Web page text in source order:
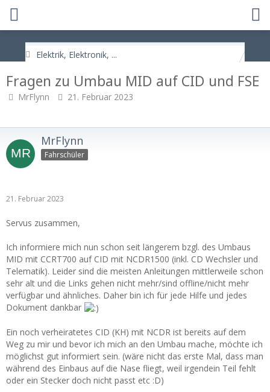
Elektrik, Elektronik, ...
Fragen zu Umbau MID auf CID und FSE
MrFlynn 21. Februar 2023
MrFlynn
Fahrschüler
21. Februar 2023
Servus zusammen,
Ich informiere mich nun schon seit längerem bzgl. des Umbaus
MID mit CCRT700 auf CID mit NCDR1500 (inkl. CD Wechsler und
Telematik). Leider sind die meisten Anleitungen mittlerweile schon
sehr alt und die Links gehen nicht mehr/sind offline/nicht mehr
verfügbar und ähnliches. Daher bin ich für jede Hilfe und jedes
Dokument dankbar
Ein noch verheiratetes CID (KH) mit NCDR ist bereits auf dem
Weg zu mir und bevor ich mich an den Umbau mache, möchte ich
möglichst gut informiert sein. (wäre nicht das erste Mal, dass man
während des Einbaus auf die Nase fliegt, weil irgendein Teil fehlt
oder ein Stecker doch nicht passt etc :D)